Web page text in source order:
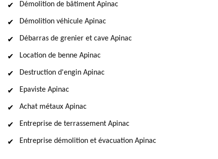
Démolition de bâtiment Apinac
Démolition véhicule Apinac
Débarras de grenier et cave Apinac
Location de benne Apinac
Destruction d'engin Apinac
Epaviste Apinac
Achat métaux Apinac
Entreprise de terrassement Apinac
Entreprise démolition et évacuation Apinac